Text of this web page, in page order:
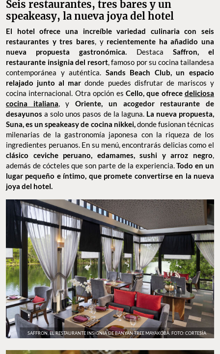
Seis restaurantes, tres bares y un
speakeasy, la nueva joya del hotel
El hotel ofrece una increíble variedad culinaria con seis
restaurantes y tres bares, y recientemente ha añadido una
nueva propuesta gastronómica. Destaca Saffron, el
restaurante insignia del resort, famoso por su cocina tailandesa
contemporánea y auténtica. Sands Beach Club, un espacio
relajado junto al mar donde puedes disfrutar de mariscos y
cocina internacional. Otra opción es Cello, que ofrece deliciosa
cocina italiana, yOriente, un acogedor restaurante de
desayunos a solo unos pasos de la laguna. La nueva propuesta,
Suna, es un speakeasy de cocina nikkei,donde fusionan técnicas
milenarias de la gastronomía japonesa con la riqueza de los
ingredientes peruanos. En su menú, encontrarás delicias como el
clásico ceviche peruano, edamames, sushi y arroz negro,
además de cócteles que son parte de la experiencia.Todo en un
lugar pequeño e íntimo, que promete convertirse en la nueva
joya del hotel.
SAFFRON, EL RESTAURANTE INSIGNIA DE BANYAN TREE MAYAKOBA. FOTO: CORTESÍA